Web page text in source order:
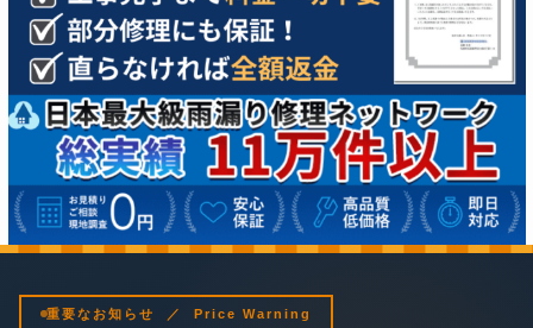
重要なお知らせ ／ Price Warning